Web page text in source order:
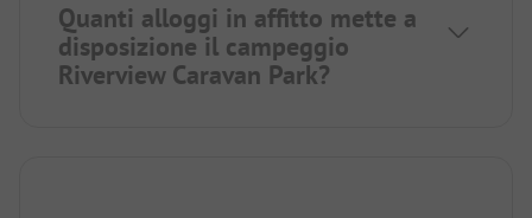
Quanti alloggi in affitto mette a
disposizione il campeggio
Riverview Caravan Park?